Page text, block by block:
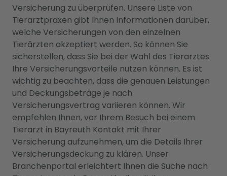
Versicherung zu überprüfen. Unsere Liste von
Tierarztpraxen gibt Ihnen Informationen darüber,
welche Versicherungen von den einzelnen
Tierärzten akzeptiert werden. So können Sie
sicherstellen, dass Sie bei der Wahl des Tierarztes
Ihre Versicherungsvorteile nutzen können. Es ist
wichtig zu beachten, dass die genauen Leistungen
und Deckungsbeträge je nach
Versicherungsvertrag variieren können. Wir
empfehlen Ihnen, vor Ihrem Besuch bei einem
Tierarzt in Bayreuth Kontakt mit Ihrer
Versicherung aufzunehmen, um die Details Ihrer
Versicherungsdeckung zu klären. Unser
Branchenportal erleichtert Ihnen die Suche nach